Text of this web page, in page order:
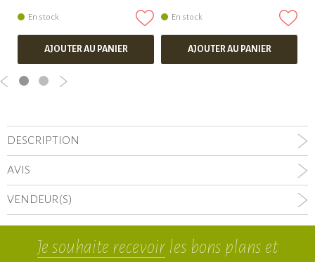
En stock
AJOUTER AU PANIER
En stock
AJOUTER AU PANIER
DESCRIPTION
AVIS
VENDEUR(S)
Je souhaite recevoirles bons plans et